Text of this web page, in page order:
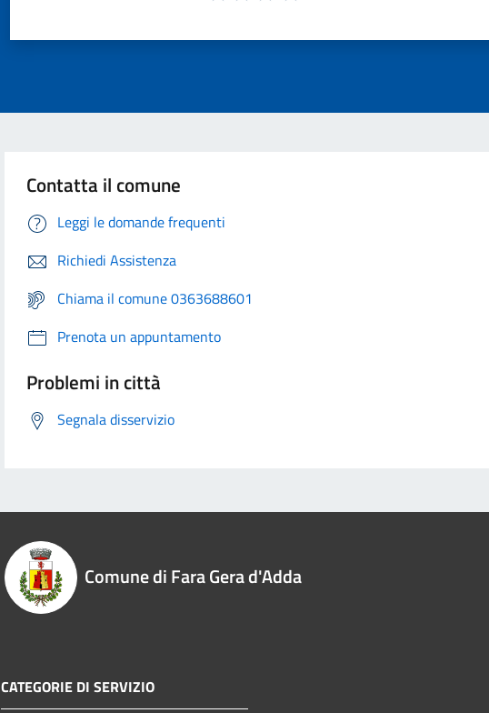
Contatta il comune
Leggi le domande frequenti
Richiedi Assistenza
Chiama il comune 0363688601
Prenota un appuntamento
Problemi in città
Segnala disservizio
Comune di Fara Gera d'Adda
CATEGORIE DI SERVIZIO